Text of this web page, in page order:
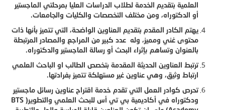
العلمية بتقديم الخدمة لطلاب الدراسات العليا بمرحلتي الماجستير
أو الدكتوراه، ومن مختلف التخصصات والكليات والجامعات.
يهتم الكادر المقدم بتقديم العناوين الواضحة، التي تتميز بأنها ذات
محتوى غني ومميز، وله عدد كبير من المراجع والمصادر المرتبطة
بالعنوان وتساهم بإثراء البحث أو رسالة الماجستير والدكتوراه.
ترتبط العناوين الحديثة المقدمة بتخصص الطالب او الباحث العلمي
ارتباط وثيق، وهي عناوين غير مستهلكة تتميز بفرادتها.
تحرص كوادر العمل التي تقدم خدمة اقتراح عناوين رسائل ماجستير
ودكتوراه في أكاديمية بي تي أس للبحث العلمي والتطوير( BTS